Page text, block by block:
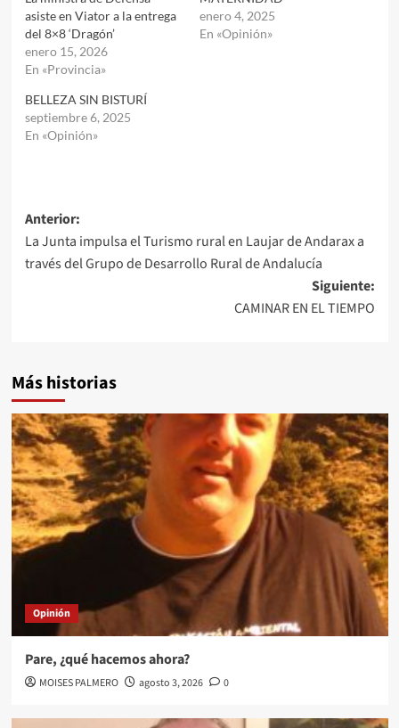
asiste en Viator a la entrega
del 8×8 ‘Dragón’
enero 15, 2026
En «Provincia»
enero 4, 2025
En «Opinión»
BELLEZA SIN BISTURÍ
septiembre 6, 2025
En «Opinión»
Navegación
de
entradas
Anterior:
La Junta impulsa el Turismo rural en Laujar de Andarax a
través del Grupo de Desarrollo Rural de Andalucía
Siguiente:
CAMINAR EN EL TIEMPO
Más historias
Opinión
Pare, ¿qué hacemos ahora?
MOISES PALMERO agosto 3, 2026 0